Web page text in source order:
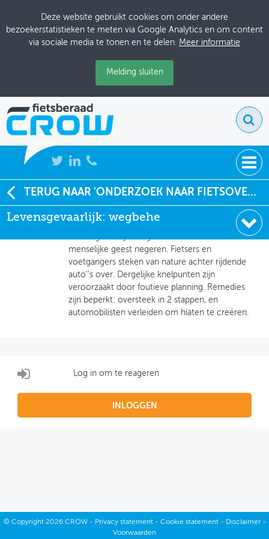
Deze website gebruikt cookies om onder andere
bezoekerstatistieken te meten via Google Analytics en om content
via sociale media te tonen en te delen. Meer informatie
Melding sluiten
NIEUWS
BIJEENKOMSTEN
KENNISBANK
ADRESSENBOEK
OVER FIETSBERAAD
THEMASITES
GEBRUIKER
TERUG NAAR 'ONDERZOEK NAAR FIETSOVERSTEKEN'
Levensgevaarlijk: wegbehe
Global Administrator
08-11-2018 om 11:28
menselijke geest negeren. Fietsers en
voetgangers steken van nature achter rijdende
auto''s over. Dergelijke knelpunten zijn
veroorzaakt door foutieve planning. Remedies
zijn beperkt: oversteek in 2 stappen, en
automobilisten verleiden om hiaten te creëren.
Log in om te reageren
INLOGGEN
© Copyright2026 CROW - Privacy statement- Cookie statement- Disclaimer-
Voorwaarden